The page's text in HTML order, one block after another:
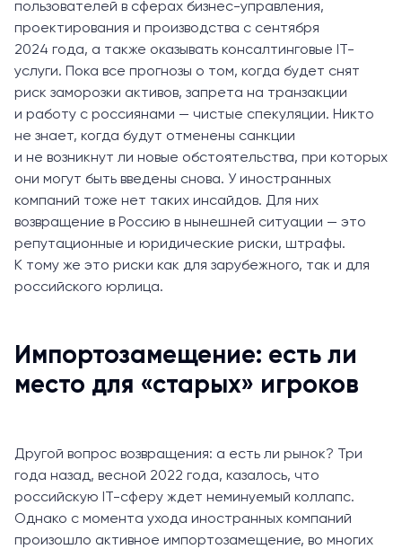
пользователей в сферах бизнес-управления,
проектирования и производства с сентября
2024 года, а также оказывать консалтинговые IT-
услуги. Пока все прогнозы о том, когда будет снят
риск заморозки активов, запрета на транзакции
и работу с россиянами — чистые спекуляции. Никто
не знает, когда будут отменены санкции
и не возникнут ли новые обстоятельства, при которых
они могут быть введены снова. У иностранных
компаний тоже нет таких инсайдов. Для них
возвращение в Россию в нынешней ситуации — это
репутационные и юридические риски, штрафы.
К тому же это риски как для зарубежного, так и для
российского юрлица.
Импортозамещение: есть ли
место для «старых» игроков
Другой вопрос возвращения: а есть ли рынок? Три
года назад, весной 2022 года, казалось, что
российскую IT-сферу ждет неминуемый коллапс.
Однако с момента ухода иностранных компаний
произошло активное импортозамещение, во многих